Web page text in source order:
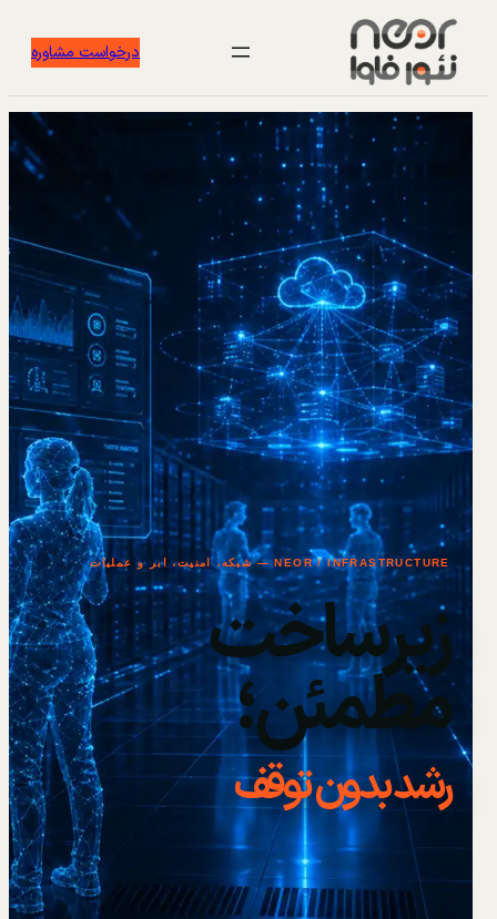
درخواست مشاوره
NEOR / INFRASTRUCTURE — شبکه، امنیت، ابر و عملیات
زیرساخت
مطمئن؛
رشد بدون توقف